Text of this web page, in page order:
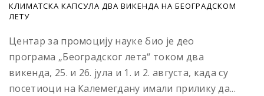
КЛИМАТСКА КАПСУЛА ДВА ВИКЕНДА НА БЕОГРАДСКОМ
ЛЕТУ
Центар за промоцију науке био је део
програма „Београдског лета“ током два
викенда, 25. и 26. јула и 1. и 2. августа, када су
посетиоци на Калемегдану имали прилику да...